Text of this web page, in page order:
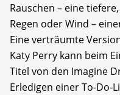
Rauschen – eine
Regen oder Wind –
Eine verträumte
Katy Perry kann beim
Titel von den Imagine
Erledigen einer To-Do-